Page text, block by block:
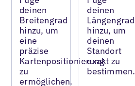
deinen
Breitengrad
hinzu, um
eine
präzise
Kartenpositionierung
zu
ermöglichen.
deinen
Längengrad
hinzu, um
deinen
Standort
exakt zu
bestimmen.